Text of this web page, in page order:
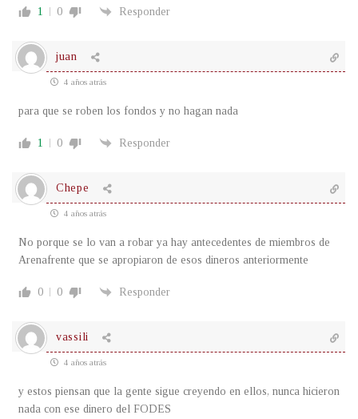
1 0 Responder
juan
4 años atrás
para que se roben los fondos y no hagan nada
1 0 Responder
Chepe
4 años atrás
No porque se lo van a robar ya hay antecedentes de miembros de
Arenafrente que se apropiaron de esos dineros anteriormente
0 0 Responder
vassili
4 años atrás
y estos piensan que la gente sigue creyendo en ellos, nunca hicieron
nada con ese dinero del FODES